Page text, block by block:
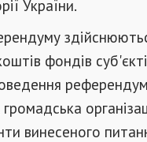
України.
фондів
винесеного